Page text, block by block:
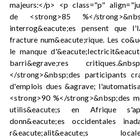
majeurs:</p> <p class="p"
de <strong>85 %</
interrog&eacute;es pensent que
fracture num&eacute;rique. Les
le manque
barri&egrave;res
</strong>&nbsp;des participants
d'emplois dues &agrave;
<strong>90 %</strong>&nbsp;des
utilis&eacute;s en Afrique
donn&eacute;es occidentales
r&eacute;alit&eacute;s